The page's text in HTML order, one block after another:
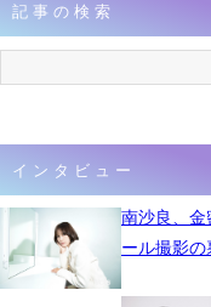
記事の検索
インタビュー
南沙良、
ール撮影の